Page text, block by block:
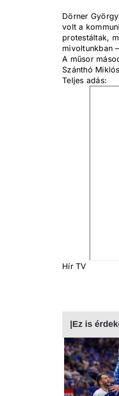
Dörner
volt a
protestáltak,
mivoltunkban
A műsor
Szánthó
Teljes adás:
Hír TV